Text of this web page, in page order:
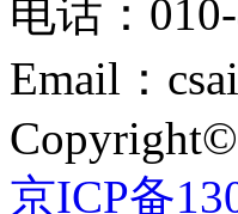
电话：
Email：
京ICP备